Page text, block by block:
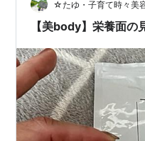
安定させる効果があると
エラスチンには、筋肉
☆たゆ・子育て時々美
【美body】栄養面の